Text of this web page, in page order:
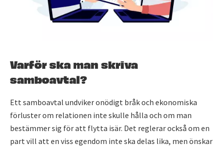
Varför ska man skriva
samboavtal?
Ett samboavtal undviker onödigt bråk och ekonomiska
förluster om relationen inte skulle hålla och om man
bestämmer sig för att flytta isär. Det reglerar också om en
part vill att en viss egendom inte ska delas lika, men önskar